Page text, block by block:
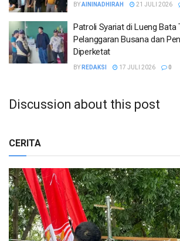
BYAININADHIRAH 21 JULI 2026
Patroli Syariat di Lueng Bata
Pelanggaran Busana dan
Diperketat
BY REDAKSI 17 JULI 2026 0
Discussion about this post
CERITA